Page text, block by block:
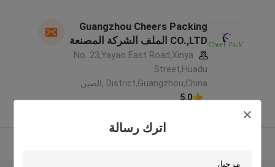
اترك رسالة
Guangzhou Cheers Packing
CO.,LTD الملف الشركة المصنعة
No. 23,Yayao East Road,Xinya
Street,Huadu
District,Guangzhou,China ,الصين
5.0